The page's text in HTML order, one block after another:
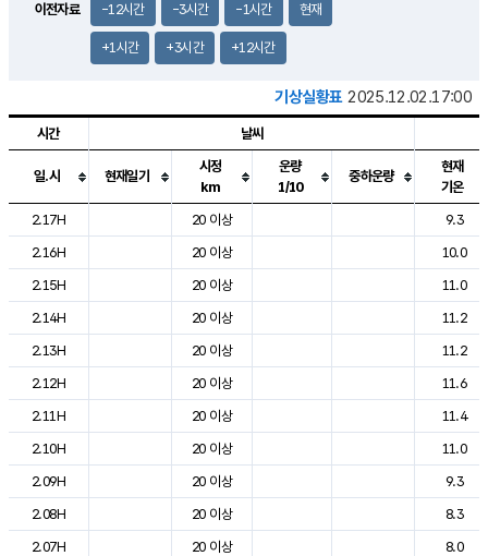
이전자료 -12시간 -3시간 -1시간 현재
+1시간 +3시간 +12시간
기상실황표 2025.12.02.17:00
도시별 기상실황표로 지점, 날씨, 기온, 강수, 바람, 기압등을 안내한 표입
시간 날씨
일.시 현재일기
시정
km
운량
1/10
중하운량
현재
기온
2.17H
20 이상
9.3
2.16H
20 이상
10.0
2.15H
20 이상
11.0
2.14H
20 이상
11.2
2.13H
20 이상
11.2
2.12H
20 이상
11.6
2.11H
20 이상
11.4
2.10H
20 이상
11.0
2.09H
20 이상
9.3
2.08H
20 이상
8.3
2.07H
20 이상
8.0